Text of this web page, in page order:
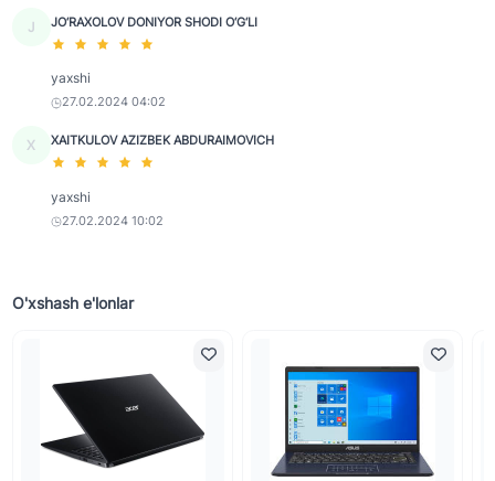
J JO‘RAXOLOV DONIYOR SHODI O‘G‘LI
yaxshi
27.02.2024 04:02
X XAITKULOV AZIZBEK ABDURAIMOVICH
yaxshi
27.02.2024 10:02
O'xshash e'lonlar